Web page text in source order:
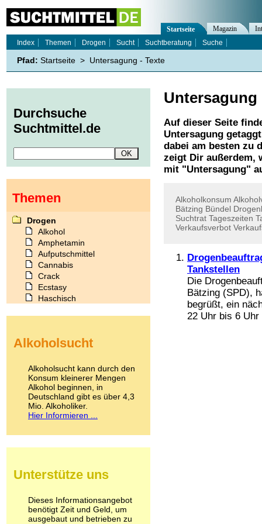
Untersagung
Auf dieser Seite
Untersagung
dabei am besten zu
zeigt Dir außerdem,
mit "Untersagung"
Alkoholkonsum
Bätzing Bündel
Suchtrat Tageszeiten
Verkaufsverbot
Tankstellen
Die
Bätzing (SPD),
begrüßt, ein
22 Uhr bis 6
Startseite Magazin
Index
Themen Drogen Sucht Suchtberatung Suche
Pfad: Startseite > Untersagung - Texte
Durchsuche
Suchtmittel.de
Themen
Drogen
Alkohol
Amphetamin
Aufputschmittel
Cannabis
Crack
Ecstasy
Haschisch
Kokain
LSD
Marihuana
Medikamente
Meskalin
Metamphetamin
Methadon
Pilze
Psychopharmaka
Schlafmittel
Schmerzmittel
Alkoholsucht
Alkoholsucht kann durch den
Konsum kleinerer Mengen
Alkohol beginnen, in
Deutschland gibt es über 4,3
Mio. Alkoholiker.
Hier Informieren ...
Unterstütze uns
Dieses Informationsangebot
benötigt Zeit und Geld, um
ausgebaut und betrieben zu